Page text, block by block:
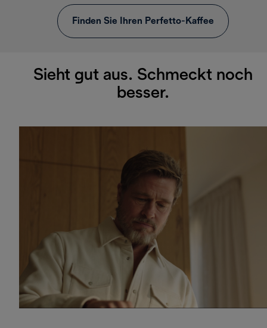
Finden Sie Ihren Perfetto-Kaffee
Sieht gut aus. Schmeckt noch
besser.